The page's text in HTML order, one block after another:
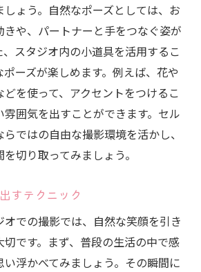
ょう。自然なポーズとしては、お
や、パートナーと手をつなぐ姿が
スタジオ内の小道具を活用するこ
ーズが楽しめます。例えば、花や
を使って、アクセントをつけるこ
雰囲気を出すことができます。セル
ではの自由な撮影環境を活かし、
切り取ってみましょう。
すテクニック
での撮影では、自然な笑顔を引き
です。まず、普段の生活の中で感
い浮かべてみましょう。その瞬間に